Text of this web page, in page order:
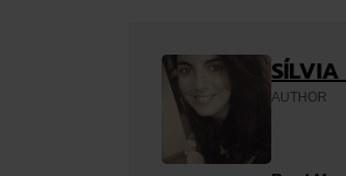
SÍLVIA
AUTHOR